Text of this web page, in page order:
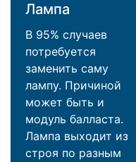
Лампа
В 95% случаев
потребуется
заменить саму
лампу. Причиной
может быть и
модуль балласта.
Лампа выходит из
строя по разным